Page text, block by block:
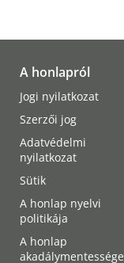
A honlapról
Jogi nyilatkozat
Szerzői jog
Adatvédelmi
nyilatkozat
Sütik
A honlap nyelvi
politikája
A honlap
akadálymentessége